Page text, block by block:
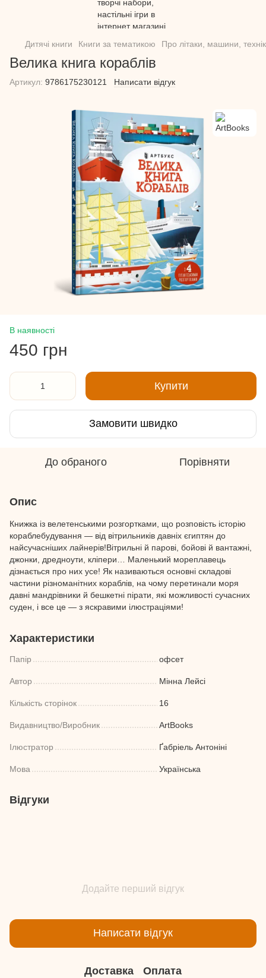
Дитячі книги Книги за тематикою Про літаки, машини,
Велика книга кораблів
Артикул: 9786175230121 Написати відгук
В наявності
450 грн
Купити
Замовити швидко
До обраного Порівняти
Опис
Книжка із велетенськими розгортками, що розповість історію
кораблебудування — від вітрильників давніх єгиптян до
найсучасніших лайнерів!Вітрильні й парові, бойові й вантажні,
джонки, дредноути, кліпери… Маленький мореплавець
дізнається про них усе! Як називаються основні складові
частини різноманітних кораблів, на чому перетинали моря
давні мандрівники й бешкетні пірати, які можливості сучасних
суден, і все це — з яскравими ілюстраціями!
Характеристики
Папір офсет
Автор Мінна Лейсі
Кількість сторінок 16
Видавництво/Виробник ArtBooks
Ілюстратор Ґабріель Антоніні
Мова Українська
Відгуки
Додайте перший відгук
Написати відгук
Доставка Оплата